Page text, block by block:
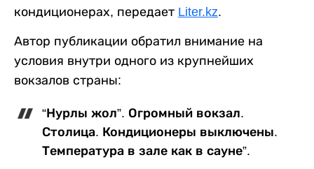
кондиционерах, передает Liter.kz.
Автор публикации обратил внимание на
условия внутри одного из крупнейших
вокзалов страны:
“Нурлы жол”. Огромный вокзал.
Столица. Кондиционеры выключены.
Температура в зале как в сауне”.